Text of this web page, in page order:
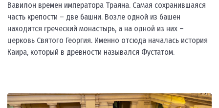
Вавилон времен императора Траяна. Самая сохранившаяся
часть крепости – две башни. Возле одной из башен
находится греческий монастырь, а на одной из них –
церковь Святого Георгия. Именно отсюда началась история
Каира, который в древности назывался Фустатом.